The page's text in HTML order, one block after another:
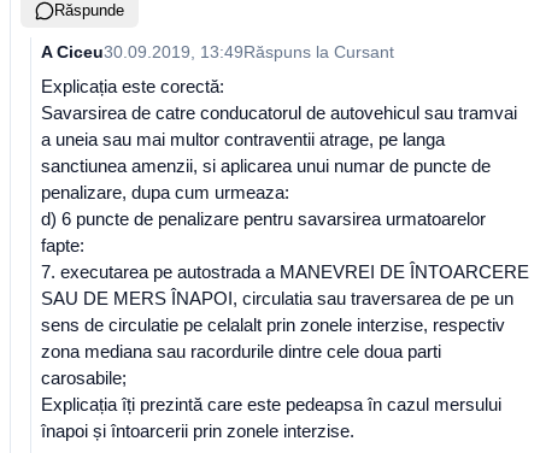
Răspunde
A Ciceu30.09.2019, 13:49Răspuns la Cursant
Explicația este corectă:
Savarsirea de catre conducatorul de autovehicul sau tramvai
a uneia sau mai multor contraventii atrage, pe langa
sanctiunea amenzii, si aplicarea unui numar de puncte de
penalizare, dupa cum urmeaza:
d) 6 puncte de penalizare pentru savarsirea urmatoarelor
fapte:
7. executarea pe autostrada a MANEVREI DE ÎNTOARCERE
SAU DE MERS ÎNAPOI, circulatia sau traversarea de pe un
sens de circulatie pe celalalt prin zonele interzise, respectiv
zona mediana sau racordurile dintre cele doua parti
carosabile;
Explicația îți prezintă care este pedeapsa în cazul mersului
înapoi și întoarcerii prin zonele interzise.